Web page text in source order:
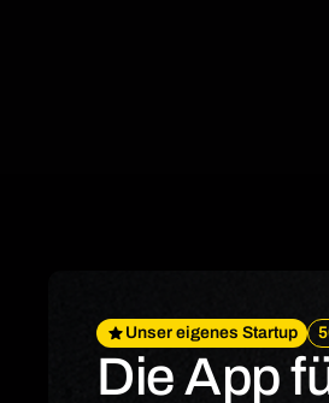
Unser eigenes Startup
Die App